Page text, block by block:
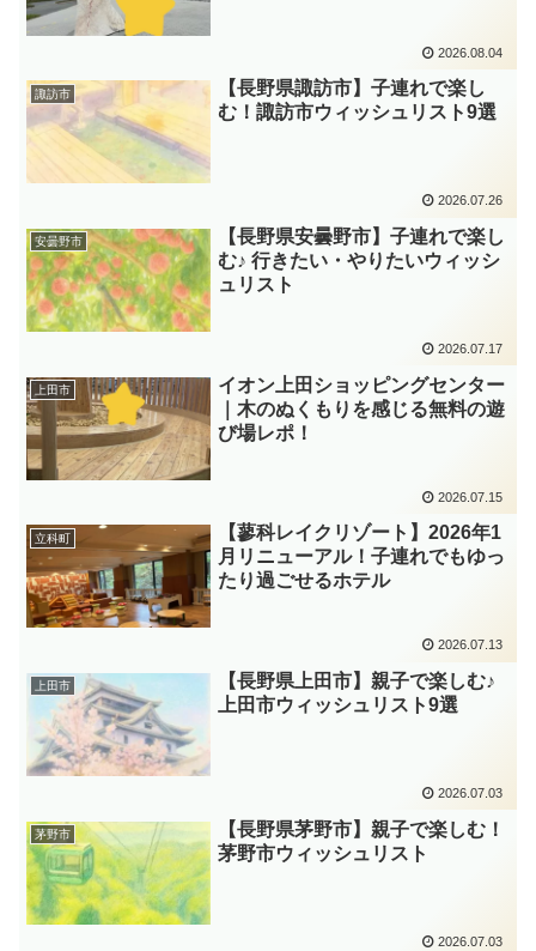
2026.08.04
諏訪市
【長野県諏訪市】子連れで楽し
む！諏訪市ウィッシュリスト9選
2026.07.26
安曇野市
【長野県安曇野市】子連れで楽し
む♪ 行きたい・やりたいウィッシ
ュリスト
2026.07.17
上田市
イオン上田ショッピングセンター
｜木のぬくもりを感じる無料の遊
び場レポ！
2026.07.15
立科町
【蓼科レイクリゾート】2026年1
月リニューアル！子連れでもゆっ
たり過ごせるホテル
2026.07.13
上田市
【長野県上田市】親子で楽しむ♪
上田市ウィッシュリスト9選
2026.07.03
茅野市
【長野県茅野市】親子で楽しむ！
茅野市ウィッシュリスト
2026.07.03